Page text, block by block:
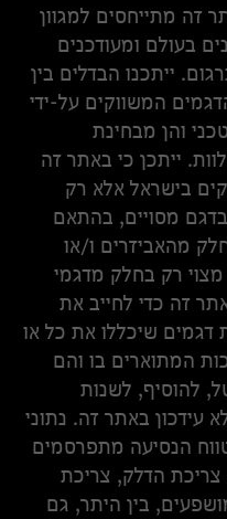
זה מתייחסים למגוון
בעולם ומעודכנים
ייתכנו הבדלים בין
המשווקים על-ידי
והן מבחינת
ייתכן כי באתר זה
בישראל אלא רק
מסויים, בהתאם
מהאביזרים ו/או
רק בחלק מדגמי
זה כדי לחייב את
שיכללו את כל או
המתוארים בו והם
להוסיף, לשנות
עידכון באתר זה. נתוני
הנסיעה מתפרסמים
צריכת הדלק, צריכת
בין היתר, גם